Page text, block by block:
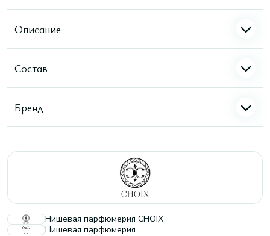
Описание
Состав
Бренд
Нишевая парфюмерия CHOIX
Нишевая парфюмерия